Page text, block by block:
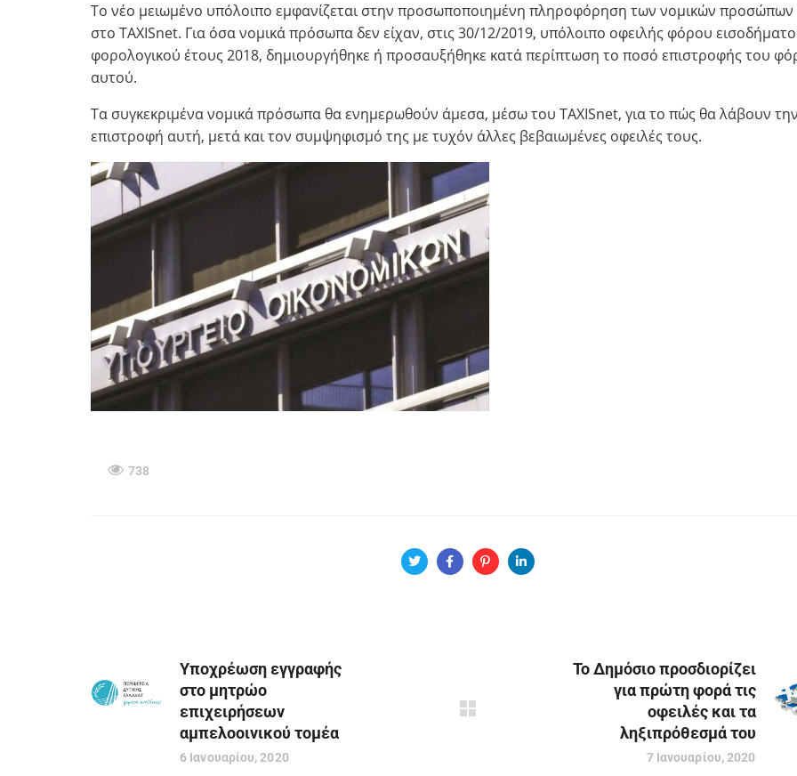
Το νέο μειωμένο υπόλοιπο εμφανίζεται στην προσωποποιημένη πληροφόρηση των νομικών
στο TAXISnet. Για όσα νομικά πρόσωπα δεν είχαν, στις 30/12/2019, υπόλοιπο οφειλής φόρου
φορολογικού έτους 2018, δημιουργήθηκε ή προσαυξήθηκε κατά περίπτωση το ποσό επιστροφής του
αυτού.
Τα συγκεκριμένα νομικά πρόσωπα θα ενημερωθούν άμεσα, μέσω του TAXISnet, για το πώς θα λάβουν
επιστροφή αυτή, μετά και τον συμψηφισμό της με τυχόν άλλες βεβαιωμένες οφειλές τους.
738
Υποχρέωση εγγραφής
στο μητρώο
επιχειρήσεων
αμπελοοινικού τομέα
6 Ιανουαρίου, 2020
Το Δημόσιο προσδιορίζει
για πρώτη φορά τις
οφειλές και τα
ληξιπρόθεσμά του
7 Ιανουαρίου, 2020